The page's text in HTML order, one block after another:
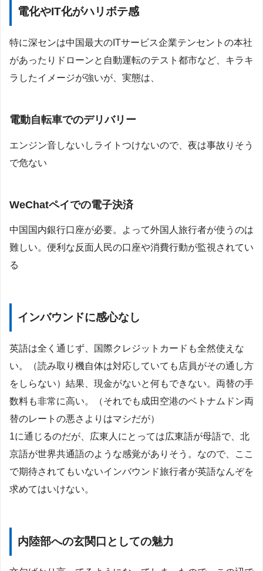
電化やIT化がハリボテ感
特に深センは中国最大のITサービス企業テンセントの本社
があったりドローンと自動運転のテスト都市など、キラキ
ラしたイメージが強いが、実態は、
電動自転車でのデリバリー
エンジン音しないしライトつけないので、夜は事故りそう
で危ない
WeChatペイでの電子決済
中国国内銀行口座が必要。よって外国人旅行者が使うのは
難しい。便利な反面人民の口座や消費行動が監視されてい
る
インバウンドに感心なし
英語は全く通じず、国際クレジットカードも全然使えな
い。（読み取り機自体は対応していても店員がその通し方
をしらない）結果、現金がないと何もできない。両替の手
数料も非常に高い。（それでも成田空港のベトナムドン両
替のレートの悪さよりはマシだが）
1に通じるのだが、広東人にとっては広東語が母語で、北
京語が世界共通語のような感覚がありそう。なので、ここ
で期待されてもいないインバウンド旅行者が英語なんぞを
求めてはいけない。
内陸部への玄関口としての魅力